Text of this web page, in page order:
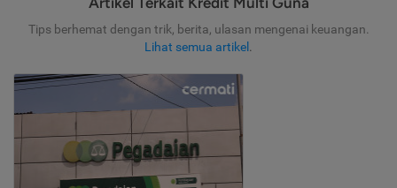
Tips berhemat dengan trik, berita, ulasan mengenai keuangan.
Lihat semua artikel .